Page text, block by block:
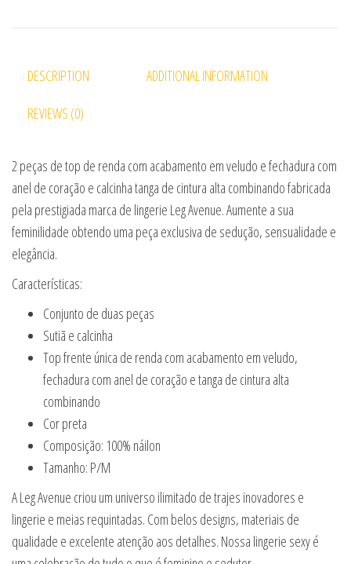
DESCRIPTION
ADDITIONAL INFORMATION
REVIEWS (0)
2 peças de top de renda com acabamento em veludo e fechadura com
anel de coração e calcinha tanga de cintura alta combinando fabricada
pela prestigiada marca de lingerie Leg Avenue. Aumente a sua
feminilidade obtendo uma peça exclusiva de sedução, sensualidade e
elegância.
Características:
Conjunto de duas peças
Sutiã e calcinha
Top frente única de renda com acabamento em veludo,
fechadura com anel de coração e tanga de cintura alta
combinando
Cor preta
Composição: 100% náilon
Tamanho: P/M
A Leg Avenue criou um universo ilimitado de trajes inovadores e
lingerie e meias requintadas. Com belos designs, materiais de
qualidade e excelente atenção aos detalhes. Nossa lingerie sexy é